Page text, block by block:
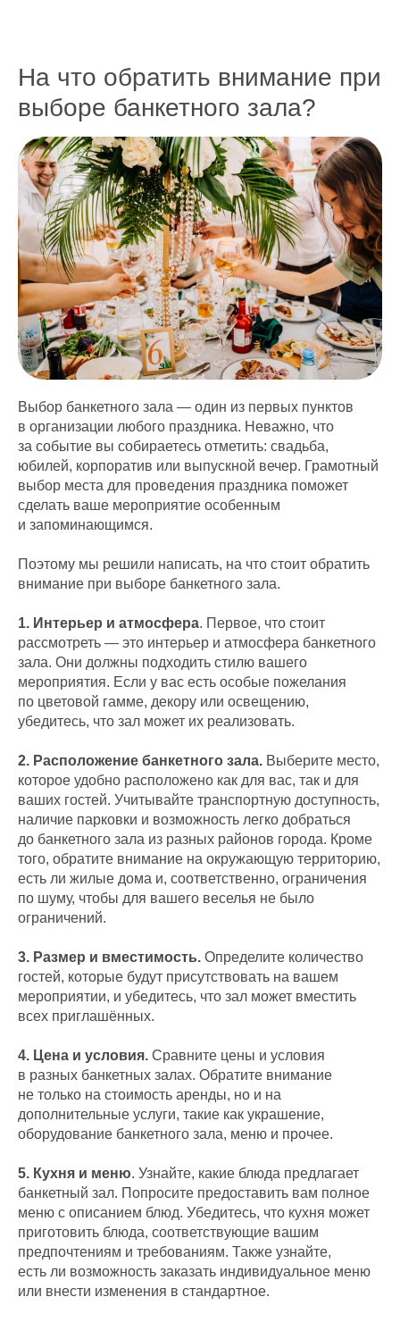
На что обратить внимание при
выборе банкетного зала?
Выбор банкетного зала — один из первых пунктов
в организации любого праздника. Неважно, что
за событие вы собираетесь отметить: свадьба,
юбилей, корпоратив или выпускной вечер. Грамотный
выбор места для проведения праздника поможет
сделать ваше мероприятие особенным
и запоминающимся.
Поэтому мы решили написать, на что стоит обратить
внимание при выборе банкетного зала.
1. Интерьер и атмосфера. Первое, что стоит
рассмотреть — это интерьер и атмосфера банкетного
зала. Они должны подходить стилю вашего
мероприятия. Если у вас есть особые пожелания
по цветовой гамме, декору или освещению,
убедитесь, что зал может их реализовать.
2. Расположение банкетного зала. Выберите место,
которое удобно расположено как для вас, так и для
ваших гостей. Учитывайте транспортную доступность,
наличие парковки и возможность легко добраться
до банкетного зала из разных районов города. Кроме
того, обратите внимание на окружающую территорию,
есть ли жилые дома и, соответственно, ограничения
по шуму, чтобы для вашего веселья не было
ограничений.
3. Размер и вместимость. Определите количество
гостей, которые будут присутствовать на вашем
мероприятии, и убедитесь, что зал может вместить
всех приглашённых.
4. Цена и условия. Сравните цены и условия
в разных банкетных залах. Обратите внимание
не только на стоимость аренды, но и на
дополнительные услуги, такие как украшение,
оборудование банкетного зала, меню и прочее.
5. Кухня и меню. Узнайте, какие блюда предлагает
банкетный зал. Попросите предоставить вам полное
меню с описанием блюд. Убедитесь, что кухня может
приготовить блюда, соответствующие вашим
предпочтениям и требованиям. Также узнайте,
есть ли возможность заказать индивидуальное меню
или внести изменения в стандартное.